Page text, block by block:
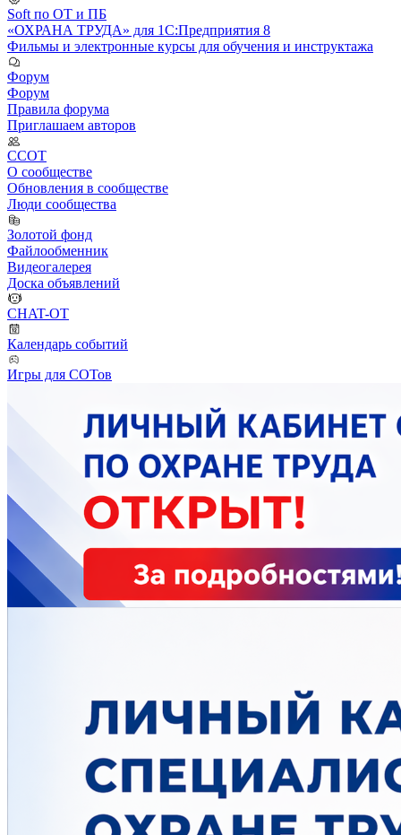
Soft по ОТ и ПБ
«ОХРАНА ТРУДА» для 1С:Предприятия 8
Фильмы и электронные курсы для обучения и инструктажа
Форум
Форум
Правила форума
Приглашаем авторов
ССОТ
О сообществе
Обновления в сообществе
Люди сообщества
Золотой фонд
Файлообменник
Видеогалерея
Доска объявлений
CHAT-OT
Календарь событий
Игры для СОТов